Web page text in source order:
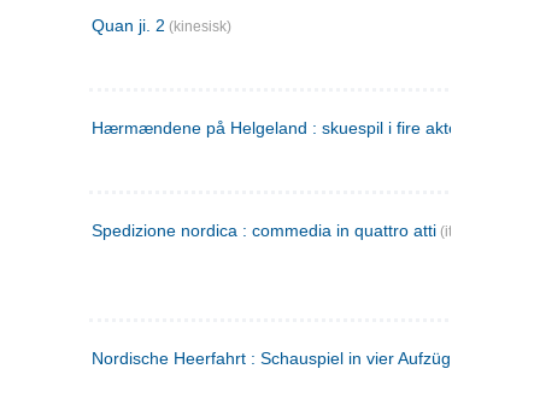
Quan ji. 2 (kinesisk)
Hærmændene på Helgeland : skuespil i fire akter
Spedizione nordica : commedia in quattro atti (italiensk)
Nordische Heerfahrt : Schauspiel in vier Aufzügen